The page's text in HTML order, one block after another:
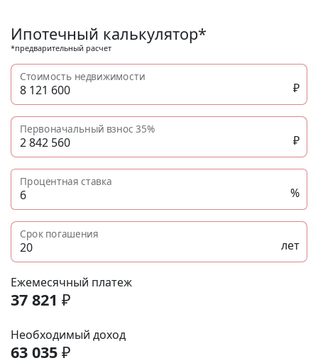
Ипотечный калькулятор*
*предварительный расчет
Стоимость недвижимости
₽
Первоначальный взнос35%
₽
Процентная ставка
%
Срок погашения
лет
Ежемесячный платеж
37 821 ₽
Необходимый доход
63 035 ₽